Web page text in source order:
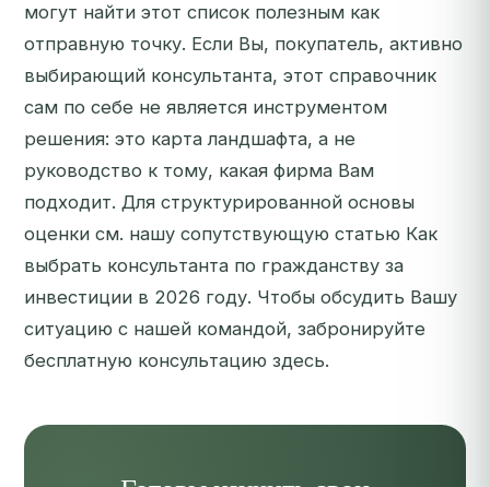
могут найти этот список полезным как
отправную точку. Если Вы, покупатель, активно
выбирающий консультанта, этот справочник
сам по себе не является инструментом
решения: это карта ландшафта, а не
руководство к тому, какая фирма Вам
подходит. Для структурированной основы
оценки см. нашу сопутствующую статью Как
выбрать консультанта по гражданству за
инвестиции в 2026 году. Чтобы обсудить Вашу
ситуацию с нашей командой, забронируйте
бесплатную консультацию здесь.